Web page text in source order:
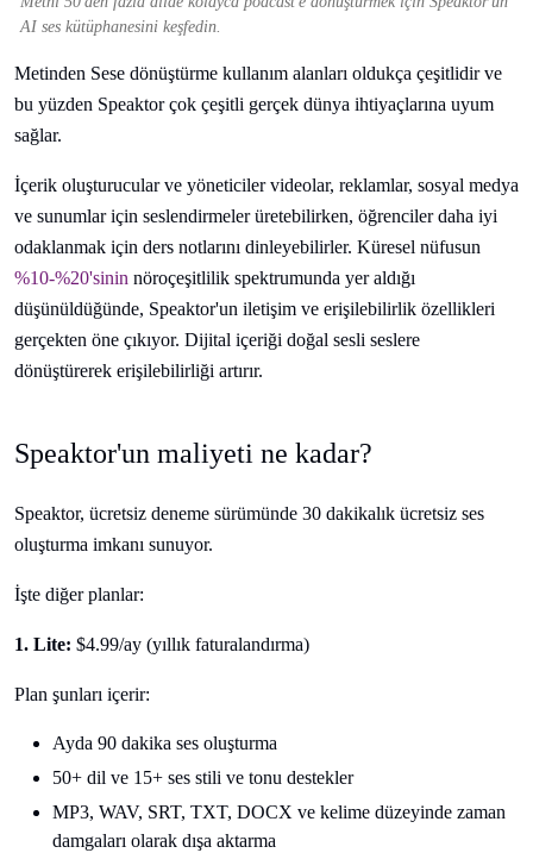
AI ses kütüphanesini keşfedin.
Metinden Sese dönüştürme kullanım alanları oldukça çeşitlidir ve
bu yüzden Speaktor çok çeşitli gerçek dünya ihtiyaçlarına uyum
sağlar.
İçerik oluşturucular ve yöneticiler videolar, reklamlar, sosyal medya
ve sunumlar için seslendirmeler üretebilirken, öğrenciler daha iyi
odaklanmak için ders notlarını dinleyebilirler. Küresel nüfusun
%10-%20'sinin nöroçeşitlilik spektrumunda yer aldığı
düşünüldüğünde, Speaktor'un iletişim ve erişilebilirlik özellikleri
gerçekten öne çıkıyor. Dijital içeriği doğal sesli seslere
dönüştürerek erişilebilirliği artırır.
Speaktor'un maliyeti ne kadar?
Speaktor, ücretsiz deneme sürümünde 30 dakikalık ücretsiz ses
oluşturma imkanı sunuyor.
İşte diğer planlar:
1. Lite: $4.99/ay (yıllık faturalandırma)
Plan şunları içerir:
Ayda 90 dakika ses oluşturma
50+ dil ve 15+ ses stili ve tonu destekler
MP3, WAV, SRT, TXT, DOCX ve kelime düzeyinde zaman
damgaları olarak dışa aktarma